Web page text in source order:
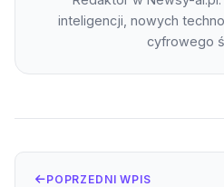
inteligencji, nowych
cyfrowego
POPRZEDNI WPIS